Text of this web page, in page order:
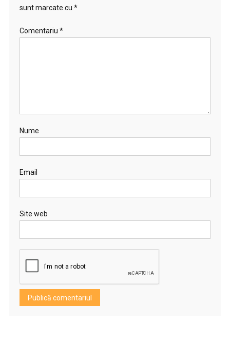
sunt marcate cu *
Comentariu *
Nume
Email
Site web